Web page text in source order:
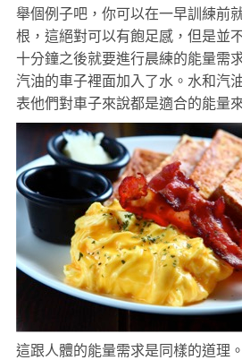
舉個例子吧，你可以在一早訓練前
根，這絕對可以有飽足感，但是並
十分鐘之後就要進行晨練的能量需
汽油的車子裡面加入了水。水和汽
表他們對車子來說都是適合的能量
這跟人體的能量需求是同樣的道理